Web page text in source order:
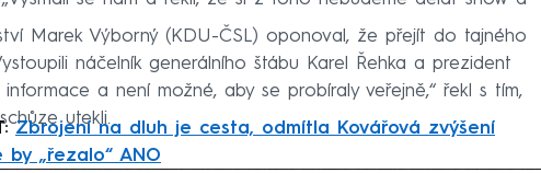
Marek Výborný (KDU-ČSL) oponoval, že přejít do tajného
náčelník generálního štábu Karel Řehka a prezident
informace a není možné, aby se probíraly veřejně,“ řekl s tím,
utekli.
Zbrojení na dluh je cesta, odmítla Kovářová zvýšení
by „řezalo“ ANO